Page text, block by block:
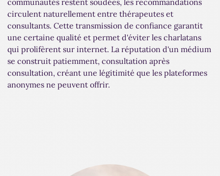
circulent naturellement entre thérapeutes et
consultants. Cette transmission de confiance garantit
une certaine qualité et permet d'éviter les charlatans
qui prolifèrent sur internet. La réputation d'un médium
se construit patiemment, consultation après
consultation, créant une légitimité que les plateformes
anonymes ne peuvent offrir.